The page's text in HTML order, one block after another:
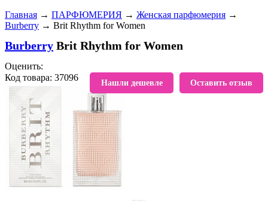
Главная → ПАРФЮМЕРИЯ → Женская парфюмерия →
Burberry → Brit Rhythm for Women
Burberry Brit Rhythm for Women
Оставить отзыв
Нашли дешевле
Оценить:
Код товара: 37096
В избранное